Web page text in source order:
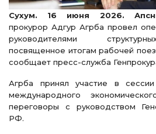
Сухум. 16 июня 2026.
прокурор Адгур Агрба провел
руководителями
посвященное итогам рабочей
сообщает пресс-служба
Агрба принял участие в сессии
международного
переговоры с руководством
РФ.